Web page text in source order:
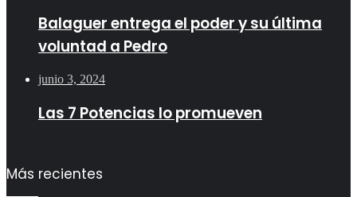
Balaguer entrega el poder y su última
voluntad a Pedro
junio 3, 2024
Las 7 Potencias lo promueven
Más recientes